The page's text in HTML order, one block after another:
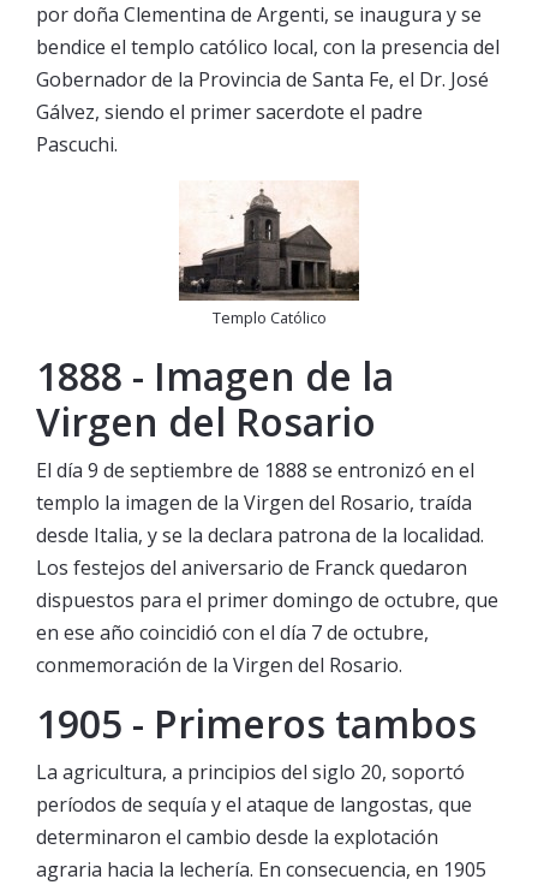
por doña Clementina de Argenti, se inaugura y se
bendice el templo católico local, con la presencia del
Gobernador de la Provincia de Santa Fe, el Dr. José
Gálvez, siendo el primer sacerdote el padre
Pascuchi.
Templo Católico
1888 - Imagen de la
Virgen del Rosario
El día 9 de septiembre de 1888 se entronizó en el
templo la imagen de la Virgen del Rosario, traída
desde Italia, y se la declara patrona de la localidad.
Los festejos del aniversario de Franck quedaron
dispuestos para el primer domingo de octubre, que
en ese año coincidió con el día 7 de octubre,
conmemoración de la Virgen del Rosario.
1905 - Primeros tambos
La agricultura, a principios del siglo 20, soportó
períodos de sequía y el ataque de langostas, que
determinaron el cambio desde la explotación
agraria hacia la lechería. En consecuencia, en 1905